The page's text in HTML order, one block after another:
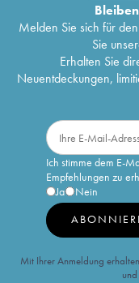
Melden Sie sich für
Sie
Erhalten Sie
Neuentdeckungen,
Ich stimme dem E-
Empfehlungen zu
Ja
Nein
Mit Ihrer Anmeldung